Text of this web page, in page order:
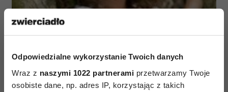
Odpowiedzialne wykorzystanie Twoich danych
Wraz z naszymi 1022 partnerami przetwarzamy Twoje
osobiste dane, np. adres IP, korzystając z takich